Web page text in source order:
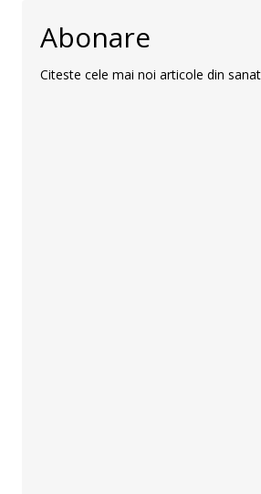
Abonare
Citeste cele mai noi articole din